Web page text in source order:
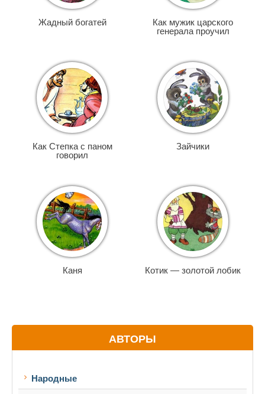
Жадный богатей
Как мужик царского
генерала проучил
Как Степка с паном
говорил
Зайчики
Каня Котик — золотой лобик
АВТОРЫ
Народные